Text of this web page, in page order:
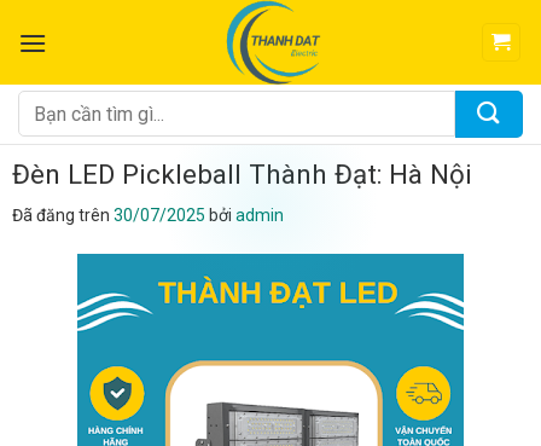
đến
dung
Tìm
kiếm:
Đèn LED Pickleball Thành Đạt: Hà Nội
Đã đăng trên 30/07/2025 bởi admin